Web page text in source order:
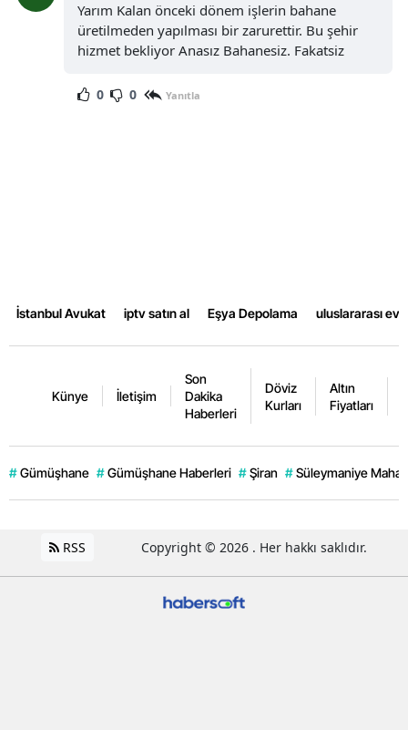
Yarım Kalan önceki dönem işlerin bahane
üretilmeden yapılması bir zarurettir. Bu şehir
hizmet bekliyor Anasız Bahanesiz. Fakatsiz
0 0 Yanıtla
İstanbul Avukat iptv satın al Eşya Depolama uluslararası
Künye İletişim
Son
Dakika
Haberleri
Döviz
Kurları
Altın
Fiyatları
# Gümüşhane # Gümüşhane Haberleri # Şiran # Süleymaniye
RSS Copyright © 2026 . Her hakkı saklıdır.